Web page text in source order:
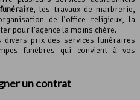
, les travaux de marbrerie,
de l’office religieux, la
pour l’agence la moins chère.
divers prix des services funéraires
funèbres qui convient à vos
un contrat